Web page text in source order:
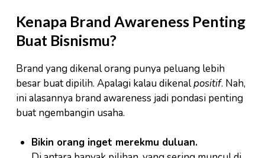
Kenapa Brand Awareness Penting
Buat Bisnismu?
Brand yang dikenal orang punya peluang lebih
besar buat dipilih. Apalagi kalau dikenalpositif. Nah,
ini alasannya brand awareness jadi pondasi penting
buat ngembangin usaha.
Bikin orang inget merekmu duluan.